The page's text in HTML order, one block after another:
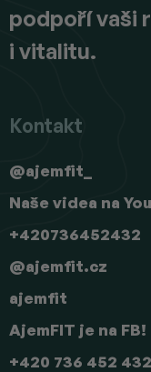
podpoří vaši
i vitalitu.
Kontakt
+420 736 452
AjemFIT je na FB!
ajemfit
@ajemfit.cz
+420736452432
Naše videa na
@ajemfit_